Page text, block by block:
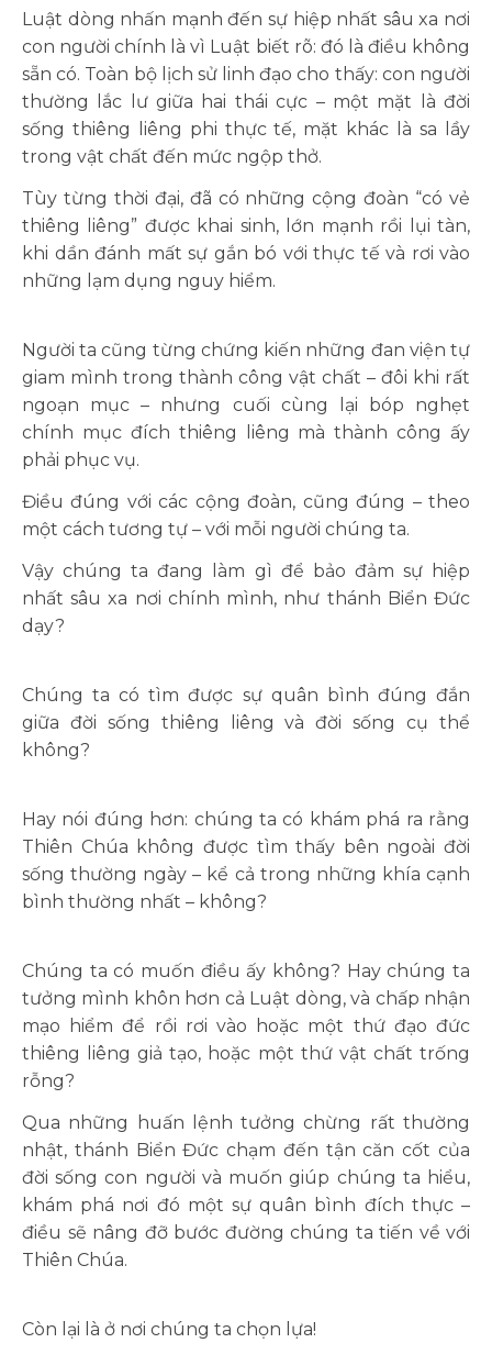
Luật dòng nhấn mạnh đến sự hiệp nhất sâu xa nơi
con người chính là vì Luật biết rõ: đó là điều không
sẵn có. Toàn bộ lịch sử linh đạo cho thấy: con người
thường lắc lư giữa hai thái cực – một mặt là đời
sống thiêng liêng phi thực tế, mặt khác là sa lầy
trong vật chất đến mức ngộp thở.
Tùy từng thời đại, đã có những cộng đoàn “có vẻ
thiêng liêng” được khai sinh, lớn mạnh rồi lụi tàn,
khi dần đánh mất sự gắn bó với thực tế và rơi vào
những lạm dụng nguy hiểm.
Người ta cũng từng chứng kiến những đan viện tự
giam mình trong thành công vật chất – đôi khi rất
ngoạn mục – nhưng cuối cùng lại bóp nghẹt
chính mục đích thiêng liêng mà thành công ấy
phải phục vụ.
Điều đúng với các cộng đoàn, cũng đúng – theo
một cách tương tự – với mỗi người chúng ta.
Vậy chúng ta đang làm gì để bảo đảm sự hiệp
nhất sâu xa nơi chính mình, như thánh Biển Đức
dạy?
Chúng ta có tìm được sự quân bình đúng đắn
giữa đời sống thiêng liêng và đời sống cụ thể
không?
Hay nói đúng hơn: chúng ta có khám phá ra rằng
Thiên Chúa không được tìm thấy bên ngoài đời
sống thường ngày – kể cả trong những khía cạnh
bình thường nhất – không?
Chúng ta có muốn điều ấy không? Hay chúng ta
tưởng mình khôn hơn cả Luật dòng, và chấp nhận
mạo hiểm để rồi rơi vào hoặc một thứ đạo đức
thiêng liêng giả tạo, hoặc một thứ vật chất trống
rỗng?
Qua những huấn lệnh tưởng chừng rất thường
nhật, thánh Biển Đức chạm đến tận căn cốt của
đời sống con người và muốn giúp chúng ta hiểu,
khám phá nơi đó một sự quân bình đích thực –
điều sẽ nâng đỡ bước đường chúng ta tiến về với
Thiên Chúa.
Còn lại là ở nơi chúng ta chọn lựa!